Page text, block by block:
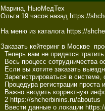
Марина, НьюМедТех
Ольга 19 часов назад https://
На меню из каталога https://
Заказать кейтеринг в Москве
Теперь вам не придется
Весь процесс сотрудничества
Если вы хотите заказать
Зарегистрироваться в системе,
Процедура регистрации проста
Важно вводить корректную
  2 https://shcherbinins.ru/aboutus
Ввести данные о локации